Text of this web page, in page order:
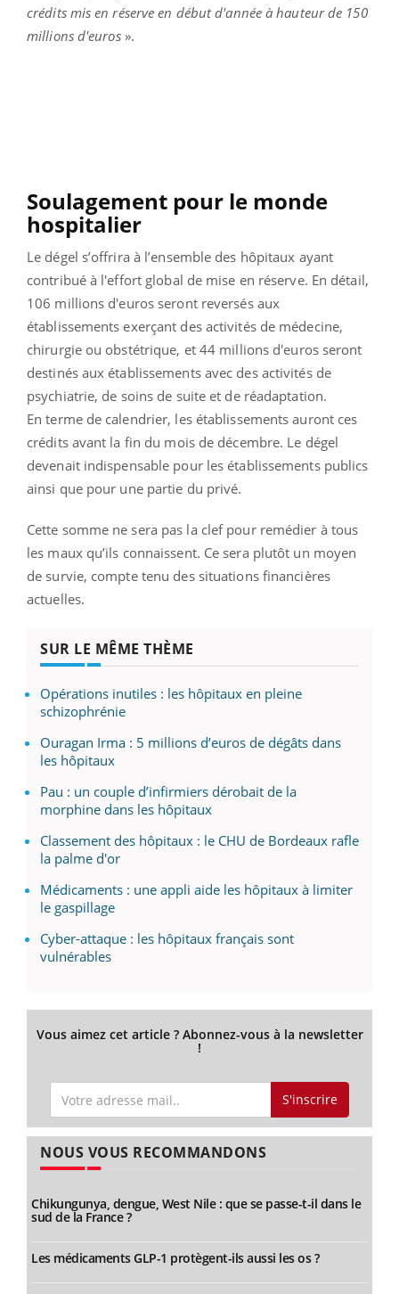
crédits mis en réserve en début d'année à hauteur de 150
millions d'euros».
Soulagement pour le monde
hospitalier
Le dégel s’offrira à l’ensemble des hôpitaux ayant
contribué à l'effort global de mise en réserve. En détail,
106 millions d'euros seront reversés aux
établissements exerçant des activités de médecine,
chirurgie ou obstétrique, et 44 millions d'euros seront
destinés aux établissements avec des activités de
psychiatrie, de soins de suite et de réadaptation.
En terme de calendrier, les établissements auront ces
crédits avant la fin du mois de décembre. Le dégel
devenait indispensable pour les établissements publics
ainsi que pour une partie du privé.
Cette somme ne sera pas la clef pour remédier à tous
les maux qu’ils connaissent. Ce sera plutôt un moyen
de survie, compte tenu des situations financières
actuelles.
SUR LE MÊME THÈME
Opérations inutiles : les hôpitaux en pleine
schizophrénie
Ouragan Irma : 5 millions d’euros de dégâts dans
les hôpitaux
Pau : un couple d’infirmiers dérobait de la
morphine dans les hôpitaux
Classement des hôpitaux : le CHU de Bordeaux rafle
la palme d'or
Médicaments : une appli aide les hôpitaux à limiter
le gaspillage
Cyber-attaque : les hôpitaux français sont
vulnérables
Vous aimez cet article ? Abonnez-vous à la newsletter
!
S'inscrire
NOUS VOUS RECOMMANDONS
Chikungunya, dengue, West Nile : que se passe-t-il dans le
sud de la France ?
Les médicaments GLP-1 protègent-ils aussi les os ?